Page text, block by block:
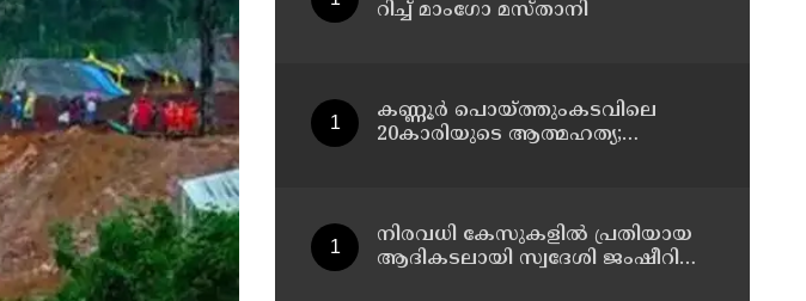
റിച്ച് മാംഗോ മസ്താനി
കണ്ണൂർ പൊയ്ത്തുംകടവിലെ
20കാരിയുടെ ആത്മഹത്യ;
നിരവധി കേസുകളിൽ പ്രതിയായ
ആദികടലായി സ്വദേശി ജംഷീറിനെ